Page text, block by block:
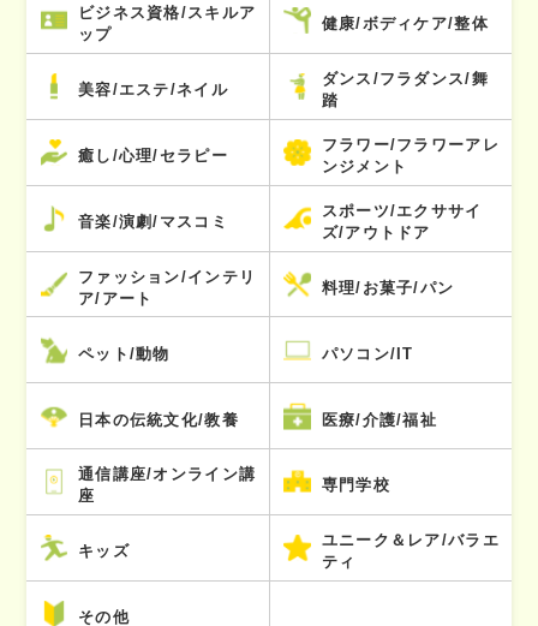
ビジネス資格/スキルア
ップ
健康/ボディケア/整体
美容/エステ/ネイル
ダンス/フラダンス/舞
踏
癒し/心理/セラピー
フラワー/フラワーアレ
ンジメント
音楽/演劇/マスコミ
スポーツ/エクササイ
ズ/アウトドア
ファッション/インテリ
ア/アート
料理/お菓子/パン
ペット/動物 パソコン/IT
日本の伝統文化/教養 医療/介護/福祉
通信講座/オンライン講
座
専門学校
キッズ
ユニーク＆レア/バラエ
ティ
その他